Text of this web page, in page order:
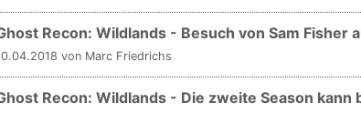
Recon: Wildlands - Besuch von Sam Fisher
von Marc Friedrichs
Recon: Wildlands - Die zweite Season kann